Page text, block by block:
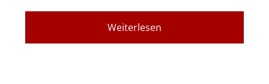
Weiterlesen